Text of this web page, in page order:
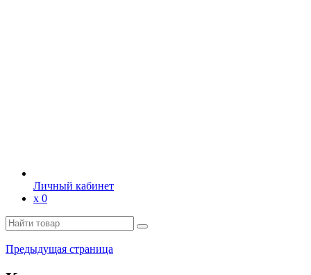
Личный кабинет
х 0
Предыдущая страница